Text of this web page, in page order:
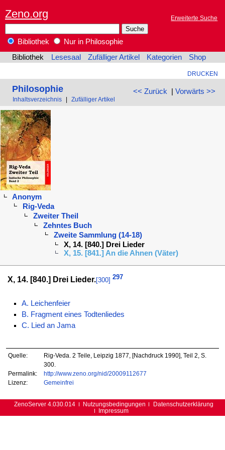
Zeno.org Erweiterte Suche
Bibliothek
Nur in Philosophie
Bibliothek
Lesesaal Zufälliger Artikel Kategorien Shop
DRUCKEN
<< Zurück | Vorwärts >>
Philosophie
Inhaltsverzeichnis Zufälliger Artikel
Anonym
Rig-Veda
Zweiter Theil
Zehntes Buch
Zweite Sammlung (14-18)
X, 14. [840.] Drei Lieder
X, 15. [841.] An die Ahnen (Väter)
X, 14. [840.] Drei Lieder.[300] 297
A. Leichenfeier
B. Fragment eines Todtenliedes
C. Lied an Jama
Quelle:
Rig-Veda. 2 Teile, Leipzig 1877, [Nachdruck 1990], Teil 2, S.
300.
Permalink:
http://www.zeno.org/nid/20009112677
Lizenz:
Gemeinfrei
ZenoServer 4.030.014 Nutzungsbedingungen
Datenschutzerklärung
Impressum